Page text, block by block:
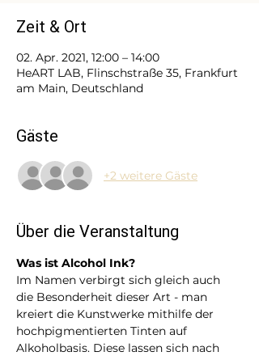
Zeit & Ort
02. Apr. 2021, 12:00 – 14:00
HeART LAB, Flinschstraße 35, Frankfurt
am Main, Deutschland
Gäste
+2 weitere Gäste
Über die Veranstaltung
Was ist Alcohol Ink?
Im Namen verbirgt sich gleich auch
die Besonderheit dieser Art - man
kreiert die Kunstwerke mithilfe der
hochpigmentierten Tinten auf
Alkoholbasis. Diese lassen sich nach